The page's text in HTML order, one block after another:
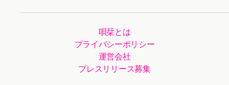
唄栞とは
プライバシーポリシー
運営会社
プレスリリース募集